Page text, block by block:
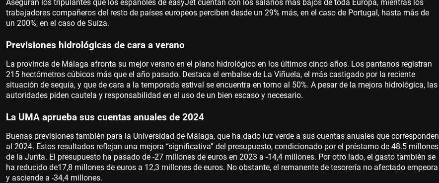
Aseguran los tripulantes que los españoles de easyJet cuentan con los salarios más bajos de toda Europa, mientras los
trabajadores compañeros del resto de países europeos perciben desde un 29% más, en el caso de Portugal, hasta más de
un 200%, en el caso de Suiza.
Previsiones hidrológicas de cara a verano
La provincia de Málaga afronta su mejor verano en el plano hidrológico en los últimos cinco años. Los pantanos registran
215 hectómetros cúbicos más que el año pasado. Destaca el embalse de La Viñuela, el más castigado por la reciente
situación de sequía, y que de cara a la temporada estival se encuentra en torno al 50%. A pesar de la mejora hidrológica, las
autoridades piden cautela y responsabilidad en el uso de un bien escaso y necesario.
La UMA aprueba sus cuentas anuales de 2024
Buenas previsiones también para la Universidad de Málaga, que ha dado luz verde a sus cuentas anuales que corresponden
al 2024. Estos resultados reflejan una mejora “significativa” del presupuesto, condicionado por el préstamo de 48.5 millones
de la Junta. El presupuesto ha pasado de -27 millones de euros en 2023 a -14,4 millones. Por otro lado, el gasto también se
ha reducido de17,8 millones de euros a 12,3 millones de euros. No obstante, el remanente de tesorería no afectado empeora
y asciende a -34,4 millones.